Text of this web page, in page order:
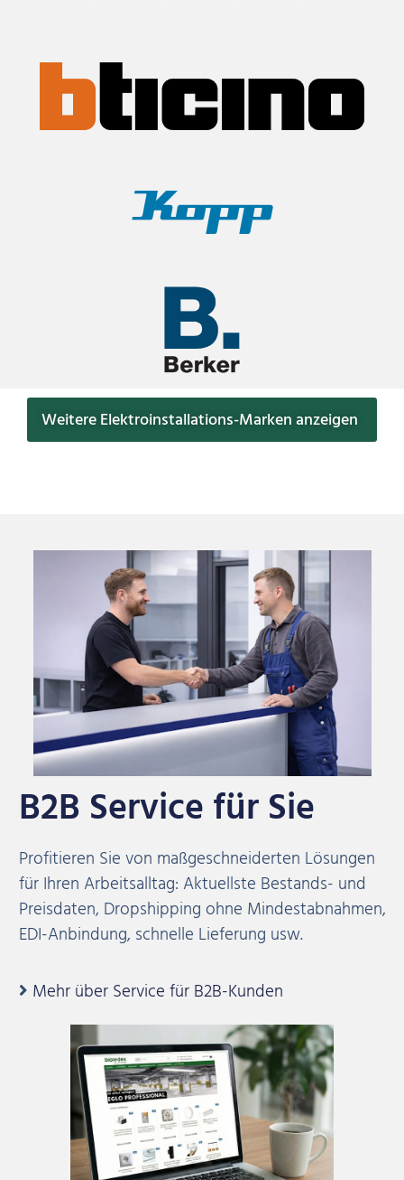
Weitere Elektroinstallations-Marken anzeigen
B2B Service für Sie
Profitieren Sie von maßgeschneiderten Lösungen
für Ihren Arbeitsalltag: Aktuellste Bestands- und
Preisdaten, Dropshipping ohne Mindestabnahmen,
EDI-Anbindung, schnelle Lieferung usw.
Mehr über Service für B2B-Kunden